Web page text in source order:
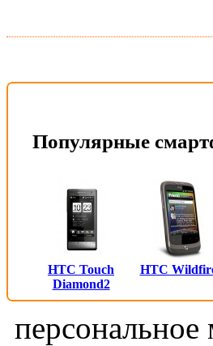
Популярные
HTC Touch
Diamond2
HTC